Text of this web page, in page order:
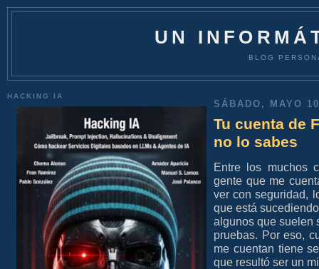
UN
BLOG
HACKING IA
SÁBADO, MAYO
Tu cuenta de
no lo sabes
Entre los muchos
gente que me
ver con seguridad,
que está
algunos que suelen
pruebas. Por eso,
me cuentan tiene
que resultó ser un